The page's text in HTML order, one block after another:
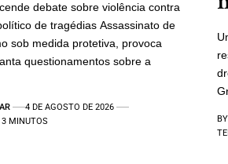
debate sobre violência contra
de tragédias Assassinato de
sob medida protetiva, provoca
questionamentos sobre a
4 DE AGOSTO DE 2026
3 MINUTOS
BY